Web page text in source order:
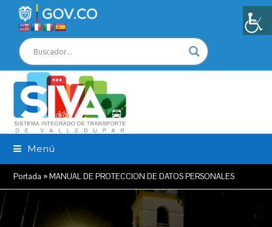
Menú
Portada »MANUAL DE PROTECCION DE DATOS PERSONALES